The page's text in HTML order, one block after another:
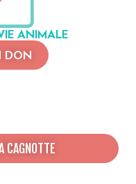
ANIMALE
DON
CAGNOTTE